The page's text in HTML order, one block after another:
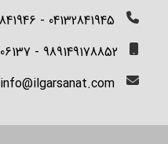
04132841945 - 04132841946
989149178852 - 989143106137 +
info@ilgarsanat.com